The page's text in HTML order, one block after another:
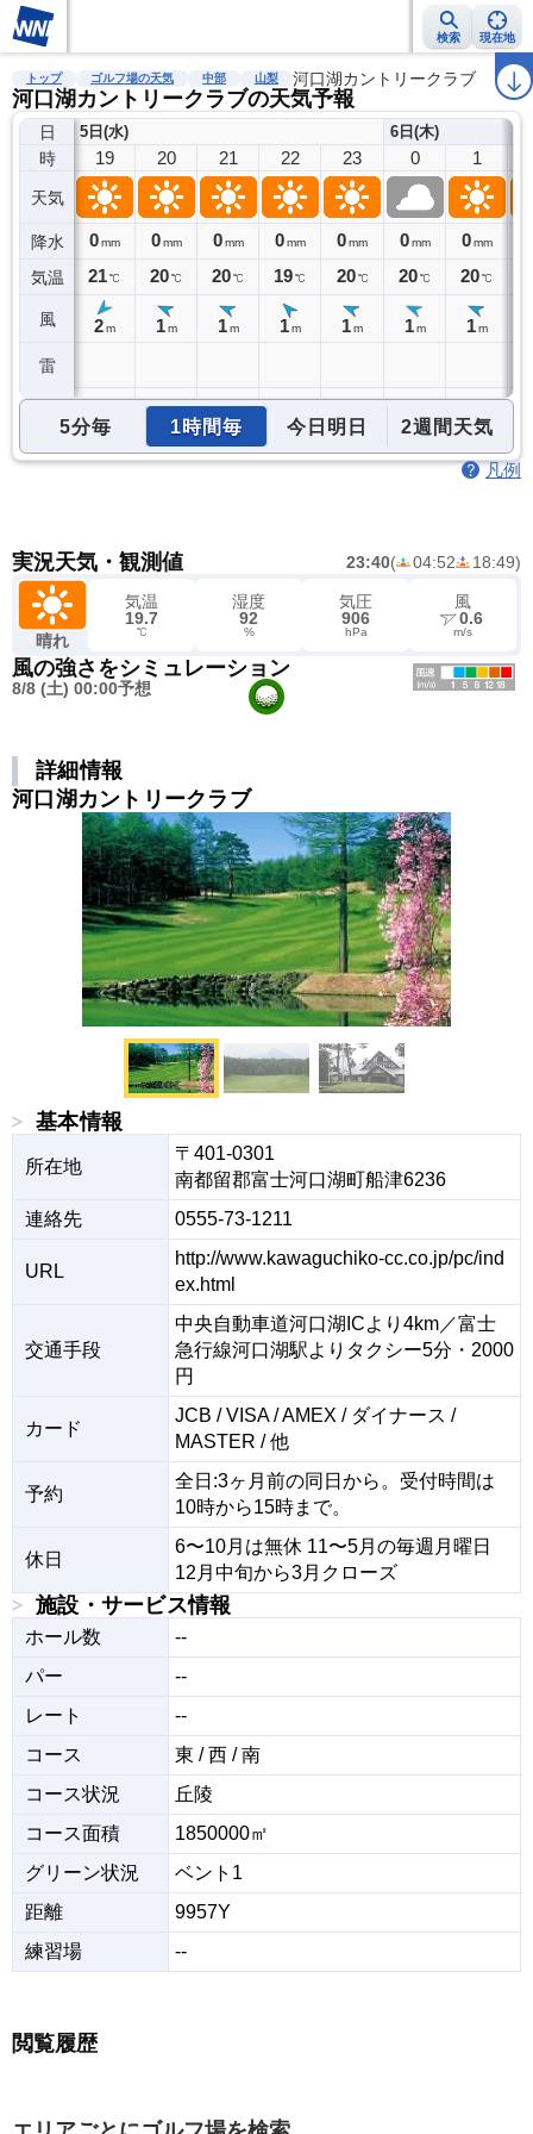
検索 現在地
雨雲レーダー 台風情報 地震情報 警報・注意報 2週間天気 ラ
トップ ゴルフ場の天気 中部 山梨 河口湖カントリークラブ
河口湖カントリークラブの天気予報
日
時
天気
降水
気温
風
雷
5日(水)
19
0 mm
21℃
2 m
20
0 mm
20℃
1 m
21
0 mm
20℃
1 m
22
0 mm
19℃
1 m
23
0mm
20 ℃
1m
6日(木)
0
0 mm
20℃
1 m
1
0 mm
20℃
1 m
5分毎 1時間毎 今日明日 2週間天気
凡例
実況天気・観測値 23:40( 04:52 18:49)
晴れ
気温
19.7
℃
湿度
92
%
気圧
906
hPa
風
0.6
m/s
風の強さをシミュレーション
8/8 (土) 00:00予想
詳細情報
河口湖カントリークラブ
基本情報
所在地
〒401-0301
南都留郡富士河口湖町船津6236
連絡先
0555-73-1211
URL
http://www.kawaguchiko-cc.co.jp/pc/ind
ex.html
交通手段
中央自動車道河口湖ICより4km／富士
急行線河口湖駅よりタクシー5分・2000
円
カード
JCB / VISA / AMEX / ダイナース /
MASTER / 他
予約
全日:3ヶ月前の同日から。受付時間は
10時から15時まで。
休日
6〜10月は無休 11〜5月の毎週月曜日
12月中旬から3月クローズ
施設・サービス情報
ホール数
--
パー
--
レート
--
コース
東 / 西 / 南
コース状況
丘陵
コース面積
1850000㎡
グリーン状況
ベント1
距離
9957Y
練習場
--
閲覧履歴